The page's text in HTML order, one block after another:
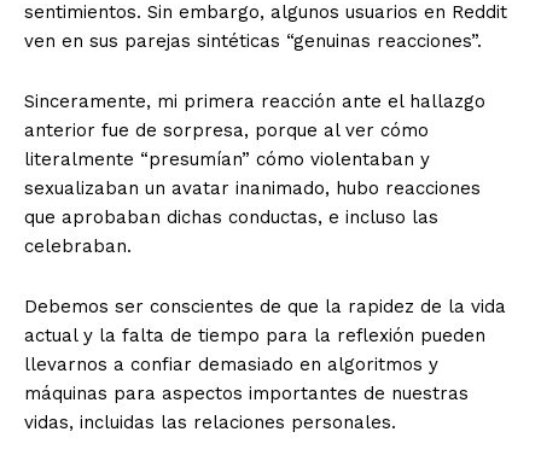
+ Todas las formas de lucha, potencialmente enlazadas
sentimientos. Sin embargo, algunos usuarios en Reddit
ven en sus parejas sintéticas “genuinas reacciones”.
Sinceramente, mi primera reacción ante el hallazgo
anterior fue de sorpresa, porque al ver cómo
literalmente “presumían” cómo violentaban y
sexualizaban un avatar inanimado, hubo reacciones
que aprobaban dichas conductas, e incluso las
celebraban.
Debemos ser conscientes de que la rapidez de la vida
actual y la falta de tiempo para la reflexión pueden
llevarnos a confiar demasiado en algoritmos y
máquinas para aspectos importantes de nuestras
vidas, incluidas las relaciones personales.